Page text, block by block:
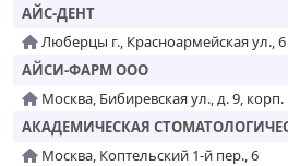
АЙС-ДЕНТ
Люберцы г., Красноармейская ул., 6
АЙСИ-ФАРМ ООО
Москва, Бибиревская ул., д. 9, корп.
АКАДЕМИЧЕСКАЯ
Москва, Коптельский 1-й пер., 6